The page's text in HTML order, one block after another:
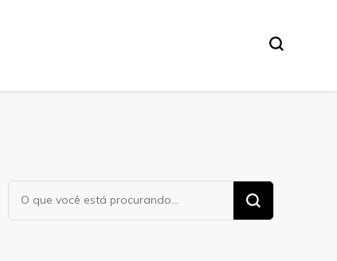
Procurando
algo?